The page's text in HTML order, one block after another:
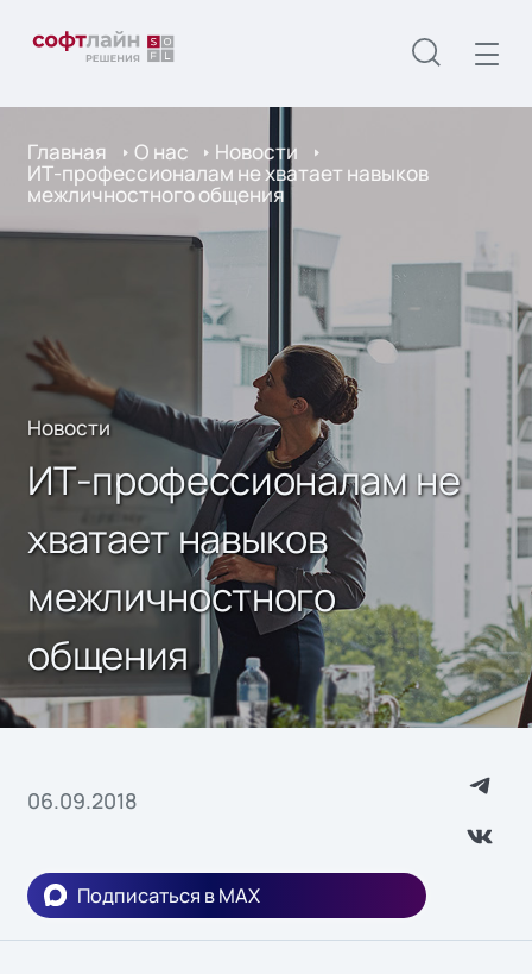
Главная О нас Новости
ИТ-профессионалам не хватает навыков
межличностного общения
Новости
ИТ-профессионалам не
хватает навыков
межличностного
общения
06.09.2018
Подписаться в MAX